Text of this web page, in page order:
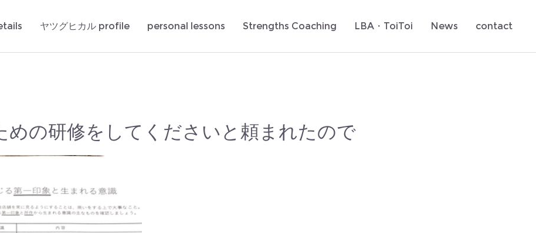
ヤツグヒカル profile personal lessons Strengths Coaching LBA・ToiToi News contact
めの研修をしてくださいと頼まれたので